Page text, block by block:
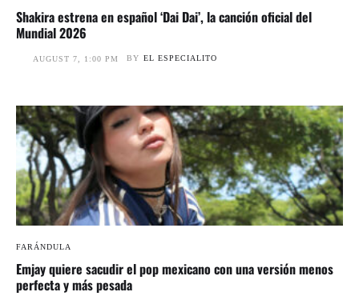
Shakira estrena en español ‘Dai Dai’, la canción oficial del
Mundial 2026
AUGUST 7, 1:00 PM BY EL ESPECIALITO
FARÁNDULA
Emjay quiere sacudir el pop mexicano con una versión menos
perfecta y más pesada